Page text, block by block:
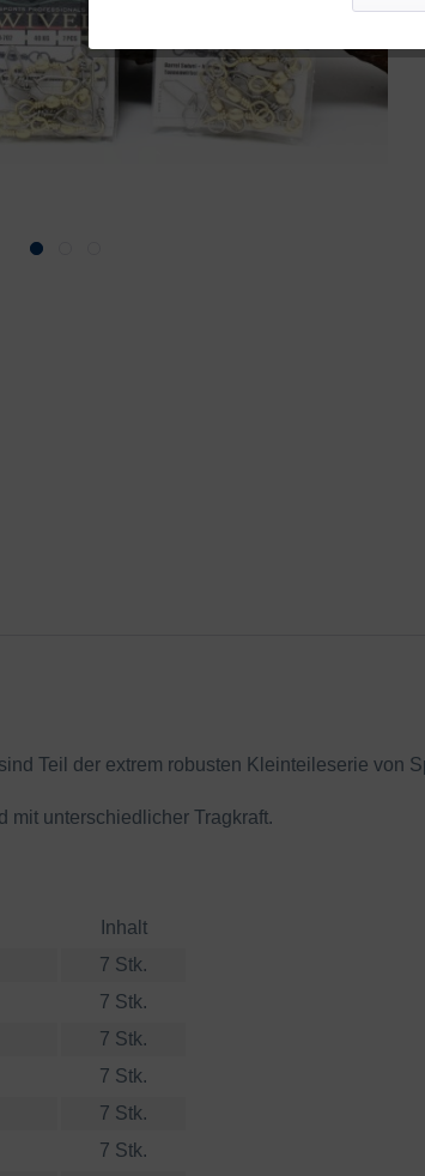
Teil der extrem robusten Kleinteileserie von
mit unterschiedlicher Tragkraft.
Inhalt
7 Stk.
7 Stk.
7 Stk.
7 Stk.
7 Stk.
7 Stk.